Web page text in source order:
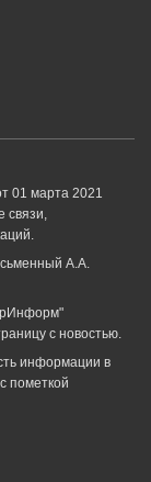
01 марта 2021
А.А.
с новостью.
информации в
пометкой